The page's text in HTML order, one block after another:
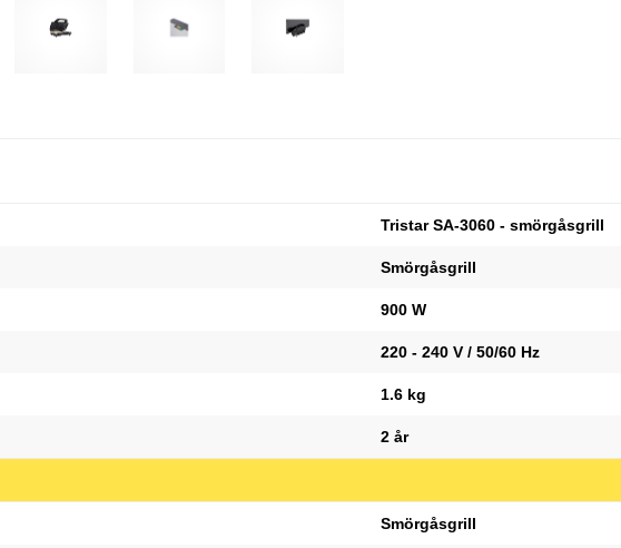
Tristar SA-3060 - smörgåsgrill
Smörgåsgrill
900 W
220 - 240 V / 50/60 Hz
1.6 kg
2 år
Smörgåsgrill